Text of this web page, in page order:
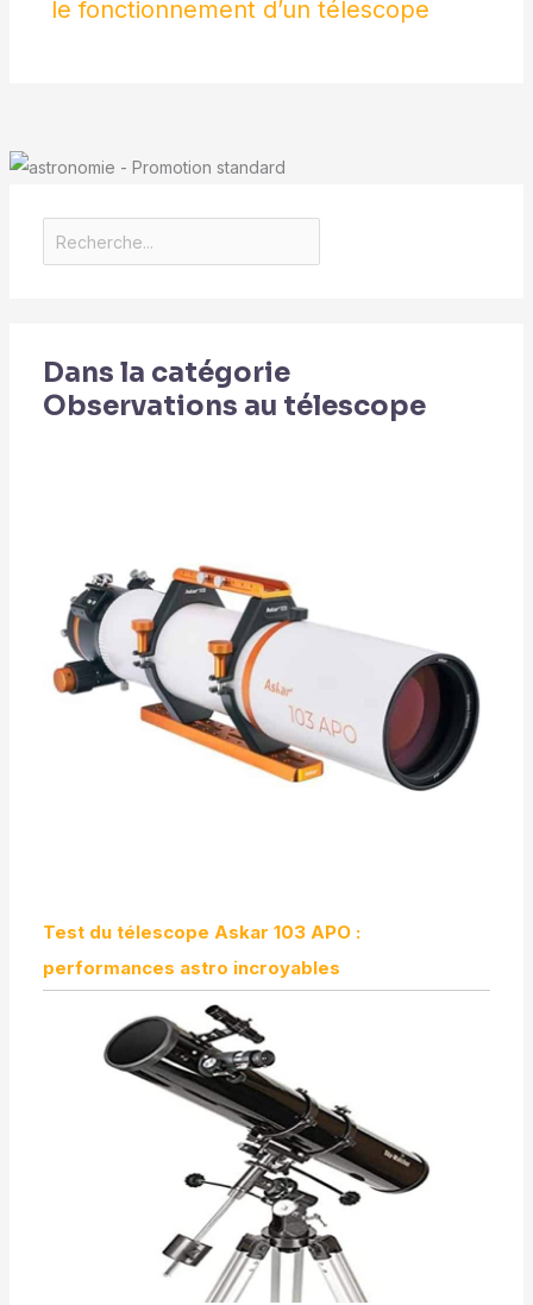
belles aventures
heures sur 24.
le fonctionnement d’un télescope
Dans la catégorie
Observations au télescope
Test du télescope Askar 103 APO :
performances astro incroyables